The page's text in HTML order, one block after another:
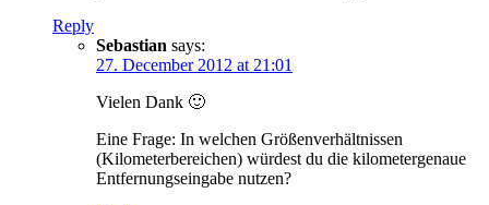
Reply
Sebastian says:
27. December 2012 at 21:01
Vielen Dank 🙂
Eine Frage: In welchen Größenverhältnissen
(Kilometerbereichen) würdest du die kilometergenaue
Entfernungseingabe nutzen?